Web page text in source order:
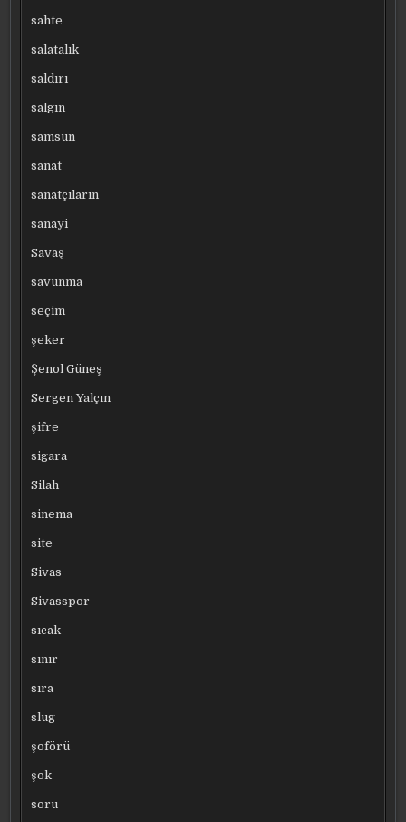
sahte
salatalık
saldırı
salgın
samsun
sanat
sanatçıların
sanayi
Savaş
savunma
seçim
şeker
Şenol Güneş
Sergen Yalçın
şifre
sigara
Silah
sinema
site
Sivas
Sivasspor
sıcak
sınır
sıra
slug
şoförü
şok
soru